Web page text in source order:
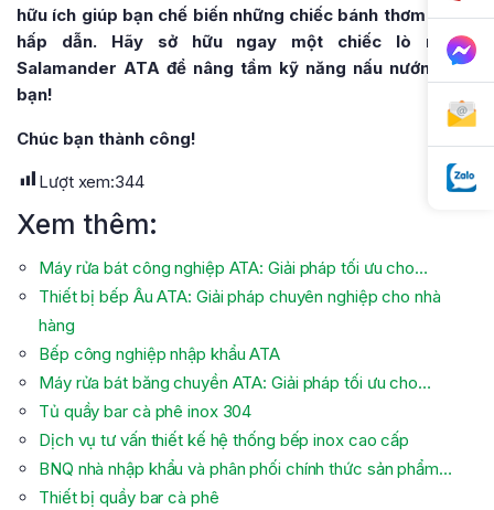
hữu ích giúp bạn chế biến những chiếc bánh thơm ngon,
hấp dẫn. Hãy sở hữu ngay một chiếc lò nướng
Salamander ATA để nâng tầm kỹ năng nấu nướng của
bạn!
Chúc bạn thành công!
Lượt xem:344
Xem thêm:
Máy rửa bát công nghiệp ATA: Giải pháp tối ưu cho…
Thiết bị bếp Âu ATA: Giải pháp chuyên nghiệp cho nhà
hàng
Bếp công nghiệp nhập khẩu ATA
Máy rửa bát băng chuyền ATA: Giải pháp tối ưu cho…
Tủ quầy bar cà phê inox 304
Dịch vụ tư vấn thiết kế hệ thống bếp inox cao cấp
BNQ nhà nhập khẩu và phân phối chính thức sản phẩm…
Thiết bị quầy bar cà phê